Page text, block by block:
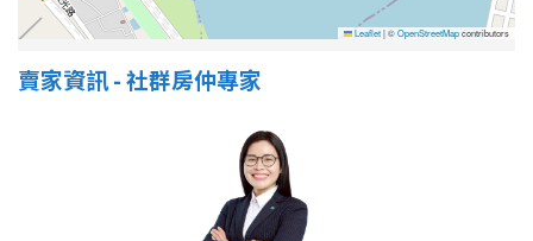
40 年以上 Leaflet|©OpenStreetMapcontributors
賣家資訊 - 社群房仲專家